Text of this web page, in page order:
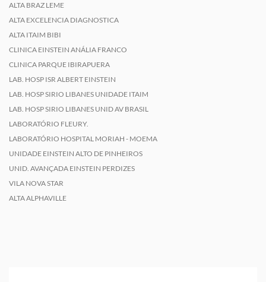
ALTA BRAZ LEME
ALTA EXCELENCIA DIAGNOSTICA
ALTA ITAIM BIBI
CLINICA EINSTEIN ANÁLIA FRANCO
CLINICA PARQUE IBIRAPUERA
LAB. HOSP ISR ALBERT EINSTEIN
LAB. HOSP SIRIO LIBANES UNIDADE ITAIM
LAB. HOSP SIRIO LIBANES UNID AV BRASIL
LABORATÓRIO FLEURY.
LABORATÓRIO HOSPITAL MORIAH - MOEMA
UNIDADE EINSTEIN ALTO DE PINHEIROS
UNID. AVANÇADA EINSTEIN PERDIZES
VILA NOVA STAR
ALTA ALPHAVILLE